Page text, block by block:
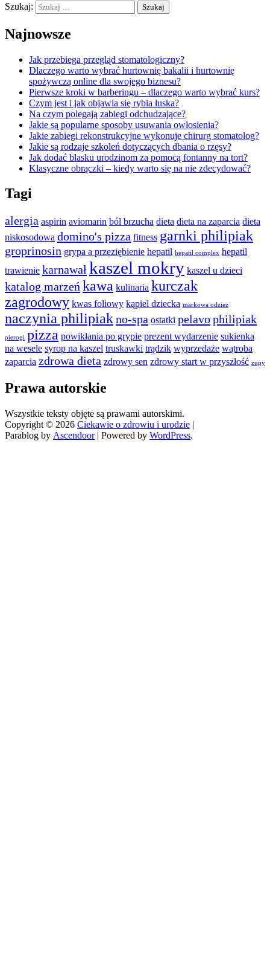
Szukaj:
Najnowsze
Jak przebiega przegląd stomatologiczny?
Dlaczego warto wybrać hurtownię bakalii i hurtownię
spożywczą online dla swojego biznesu?
Pierwsze kroki w barberingu – dlaczego warto wybrać kurs?
Czym jest i jak objawia się rybia łuska?
Na czym polegają zabiegi odchudzające?
Jakie są popularne sposoby usuwania owłosienia?
Jakie zabiegi rekonstrukcyjne wykonuje chirurg stomatolog?
Jakie są rodzaje szkoleń dotyczących dbania o rzęsy?
Jak dodać blasku urodzinom za pomocą fontanny na tort?
Klasyczne obrączki – kiedy warto się na nie zdecydować?
Tagi
alergia aspirin aviomarin ból brzucha dieta dieta na zaparcia dieta
niskosodowa domino's pizza fitness garnki philipiak
groprinosin grypa a przeziębienie hepatil hepatil complex hepatil
trawienie karnawałkaszel mokry kaszel u dzieci
katalog marzeń kawa kulinaria kurczak
zagrodowy kwas foliowy kąpiel dziecka markowa odzież
naczynia philipiakno-spa ostatki pelavophilipiak
pierogi pizza powikłania po grypie prezent wydarzenie sukienka
na wesele syrop na kaszel truskawki trądzik wyprzedaże wątroba
zaparcia zdrowa dieta zdrowy sen zdrowy start w przyszłość zupy
Prawa autorskie
Wszystkie teksty objęte są prawami autorskimi.
Copyright © 2026 Ciekawie o zdrowiu i urodzie |
Parablog by Ascendoor| Powered by WordPress.